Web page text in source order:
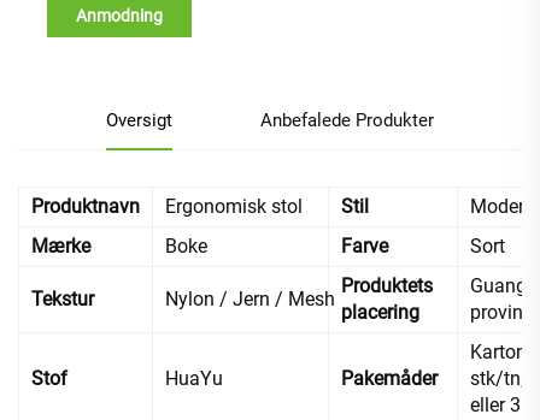
Anmodning
Oversigt Anbefalede Produkter
Produktnavn Ergonomisk stol Stil
Mærke
Boke Farve Sort
Tekstur Nylon / Jern / Mesh
Produktets
placering
Stof HuaYu Pakemåder
Karton,
stk/tn;
eller 3